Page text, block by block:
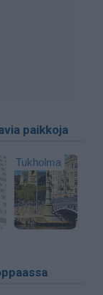
paikkoja
Tukholma